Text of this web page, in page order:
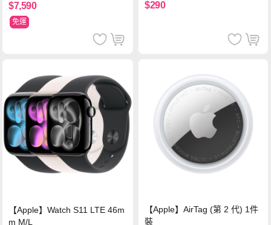
$7,590
免運
$290
【Apple】Watch S11 LTE 46m
m M/L
【Apple】AirTag (第 2 代) 1件
裝